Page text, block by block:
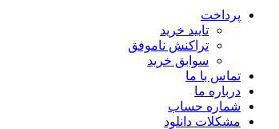
پرداخت
تایید خرید
تراکنش ناموفق
سوابق خرید
تماس با ما
درباره ما
شماره حساب
مشکلات دانلود